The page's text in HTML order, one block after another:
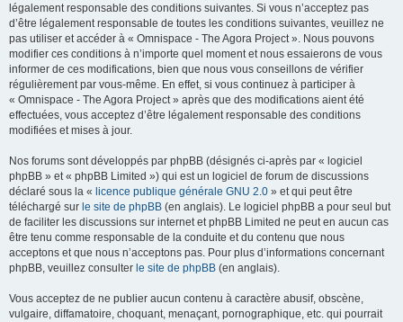
légalement responsable des conditions suivantes. Si vous n’acceptez pas
d’être légalement responsable de toutes les conditions suivantes, veuillez ne
pas utiliser et accéder à « Omnispace - The Agora Project ». Nous pouvons
modifier ces conditions à n’importe quel moment et nous essaierons de vous
informer de ces modifications, bien que nous vous conseillons de vérifier
régulièrement par vous-même. En effet, si vous continuez à participer à
« Omnispace - The Agora Project » après que des modifications aient été
effectuées, vous acceptez d’être légalement responsable des conditions
modifiées et mises à jour.
Nos forums sont développés par phpBB (désignés ci-après par « logiciel
phpBB » et « phpBB Limited ») qui est un logiciel de forum de discussions
déclaré sous la « licence publique générale GNU 2.0 » et qui peut être
téléchargé sur le site de phpBB (en anglais). Le logiciel phpBB a pour seul but
de faciliter les discussions sur internet et phpBB Limited ne peut en aucun cas
être tenu comme responsable de la conduite et du contenu que nous
acceptons et que nous n’acceptons pas. Pour plus d’informations concernant
phpBB, veuillez consulter le site de phpBB (en anglais).
Vous acceptez de ne publier aucun contenu à caractère abusif, obscène,
vulgaire, diffamatoire, choquant, menaçant, pornographique, etc. qui pourrait